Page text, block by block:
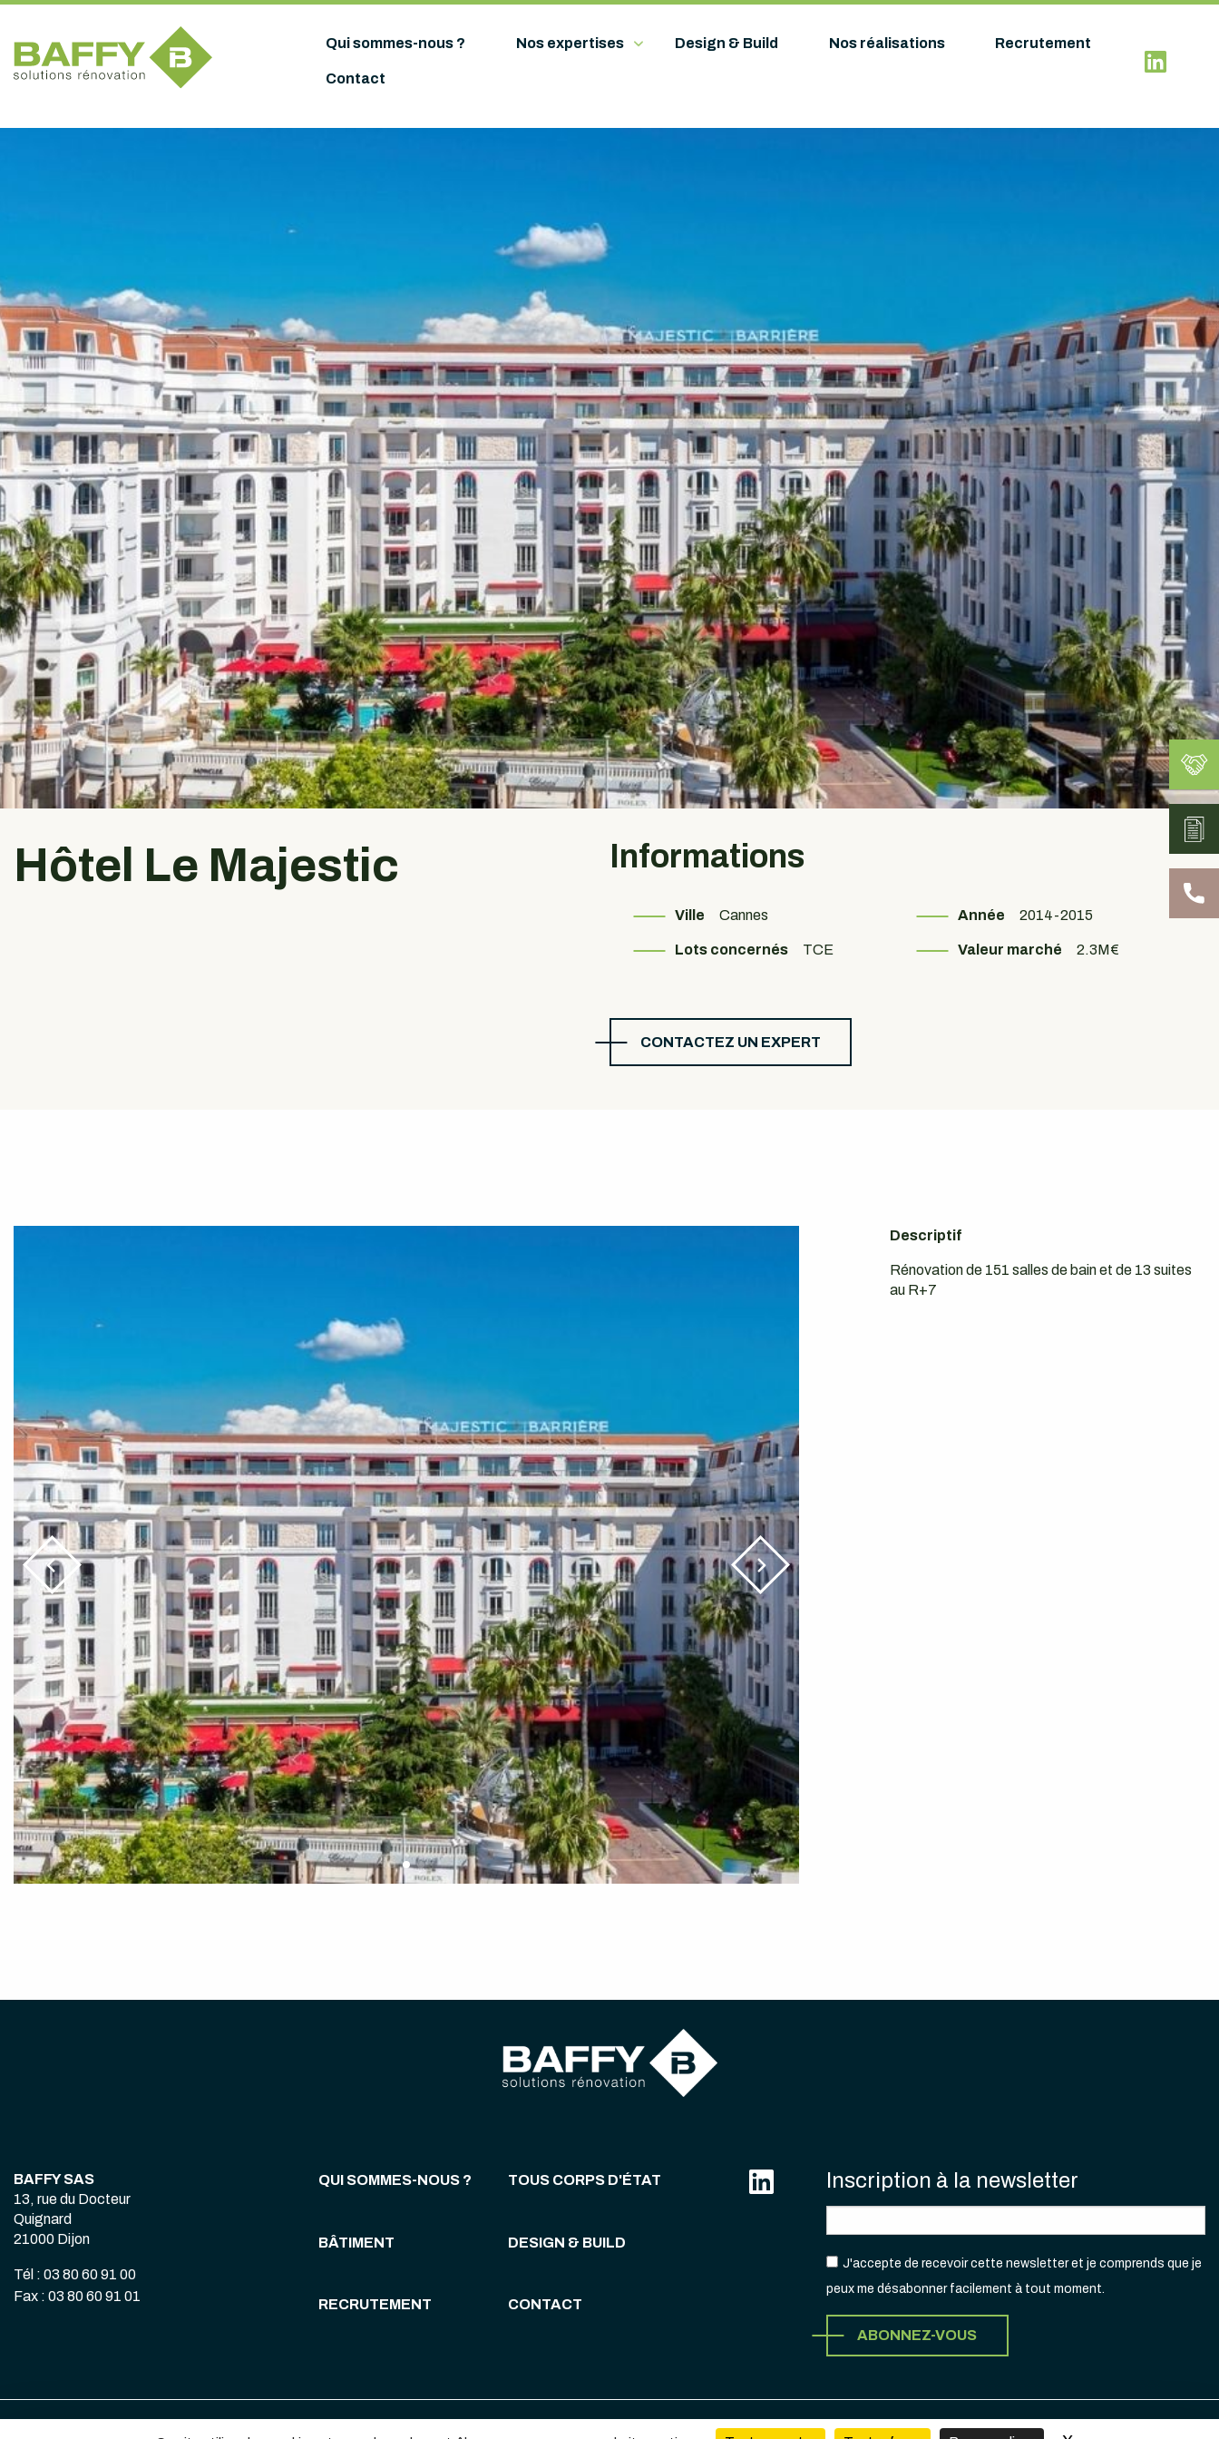
Qui sommes-nous ? Nos expertises Design & Build Nos réalisations Recrutement
Contact
Hôtel Le Majestic Informations
Ville Cannes Année 2014-2015
Lots concernés TCE Valeur marché 2.3M€
CONTACTEZ UN EXPERT
Descriptif
Rénovation de 151 salles de bain et de 13 suites
au R+7
BAFFY SAS
13, rue du Docteur
Quignard
21000 Dijon
Tél : 03 80 60 91 00
Fax : 03 80 60 91 01
QUI SOMMES-NOUS ? TOUS CORPS D'ÉTAT
BÂTIMENT DESIGN & BUILD
RECRUTEMENT CONTACT
Inscription à la newsletter
J'accepte de recevoir cette newsletter et je comprends que je
peux me désabonner facilement à tout moment.
ABONNEZ-VOUS
Mentions légales & politique de confidentialité